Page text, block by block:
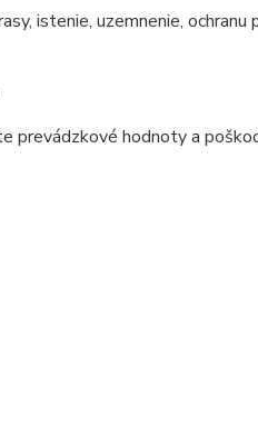
istenie, uzemnenie, ochranu
prevádzkové hodnoty a